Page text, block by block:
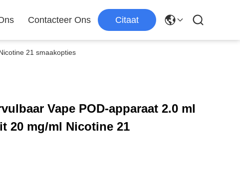
Contacteer Ons Citaat
21 smaakopties
Vape POD-apparaat 2.0 ml
20 mg/ml Nicotine 21